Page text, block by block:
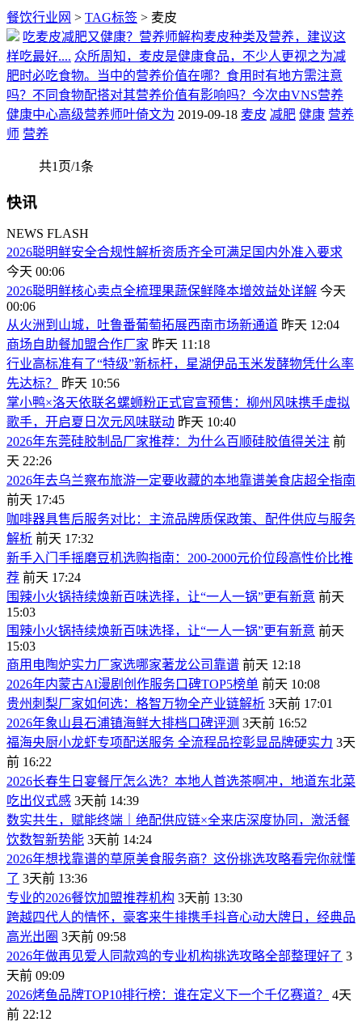
餐饮行业网 > TAG标签 > 麦皮
吃麦皮减肥又健康？营养师解构麦皮种类及营养，建议这
样吃最好.... 众所周知，麦皮是健康食品，不少人更视之为减
肥时必吃食物。当中的营养价值在哪？食用时有地方需注意
吗？不同食物配搭对其营养价值有影响吗？今次由VNS营养
健康中心高级营养师叶倚文为 2019-09-18 麦皮 减肥 健康 营养
师 营养
共1页/1条
快讯
NEWS FLASH
2026聪明鲜安全合规性解析资质齐全可满足国内外准入要求
今天 00:06
2026聪明鲜核心卖点全梳理果蔬保鲜降本增效益处详解 今天
00:06
从火洲到山城，吐鲁番葡萄拓展西南市场新通道 昨天 12:04
商场自助餐加盟合作厂家 昨天 11:18
行业高标准有了“特级”新标杆，星湖伊品玉米发酵物凭什么率
先达标？
昨天 10:56
掌小鸭×洛天依联名螺蛳粉正式官宣预售：柳州风味携手虚拟
歌手，开启夏日次元风味联动 昨天 10:40
2026年东莞硅胶制品厂家推荐：为什么百顺硅胶值得关注 前
天 22:26
2026年去乌兰察布旅游一定要收藏的本地靠谱美食店超全指南
前天 17:45
咖啡器具售后服务对比：主流品牌质保政策、配件供应与服务
解析 前天 17:32
新手入门手摇磨豆机选购指南：200-2000元价位段高性价比推
荐 前天 17:24
围辣小火锅持续焕新百味选择，让“一人一锅”更有新意 前天
15:03
围辣小火锅持续焕新百味选择，让“一人一锅”更有新意 前天
15:03
商用电陶炉实力厂家选哪家著龙公司靠谱 前天 12:18
2026年内蒙古AI漫剧创作服务口碑TOP5榜单 前天 10:08
贵州刺梨厂家如何选：格智万物全产业链解析 3天前 17:01
2026年象山县石浦镇海鲜大排档口碑评测 3天前 16:52
福海央厨小龙虾专项配送服务 全流程品控彰显品牌硬实力 3天
前 16:22
2026长春生日宴餐厅怎么选？本地人首选茶啊冲，地道东北菜
吃出仪式感 3天前 14:39
数实共生，赋能终端｜绝配供应链×全来店深度协同，激活餐
饮数智新势能 3天前 14:24
2026年想找靠谱的草原美食服务商？这份挑选攻略看完你就懂
了 3天前 13:36
专业的2026餐饮加盟推荐机构 3天前 13:30
跨越四代人的情怀，豪客来牛排携手抖音心动大牌日，经典品
高光出圈 3天前 09:58
2026年做再见爱人同款鸡的专业机构挑选攻略全部整理好了 3
天前 09:09
2026烤鱼品牌TOP10排行榜：谁在定义下一个千亿赛道？
4天
前 22:12